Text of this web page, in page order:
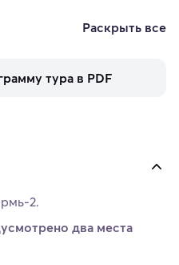
Раскрыть все
тура в PDF
2.
два места